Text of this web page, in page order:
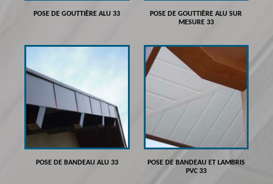
POSE DE GOUTTIÈRE ALU 33
POSE DE GOUTTIÈRE ALU SUR
MESURE 33
POSE DE BANDEAU ALU 33
POSE DE BANDEAU ET LAMBRIS
PVC 33